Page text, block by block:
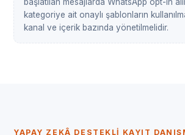
kategoriye ait onaylı şablonların
kanal ve içerik bazında yönetilmelidir.
YAPAY ZEKÂ DESTEKLI KAYIT